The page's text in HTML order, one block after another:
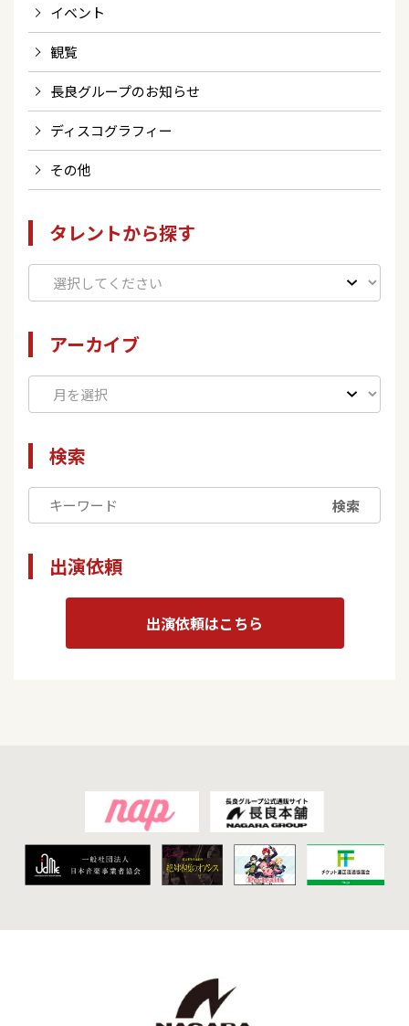
イベント
観覧
長良グループのお知らせ
ディスコグラフィー
その他
タレントから探す
アーカイブ
検索
検索
出演依頼
出演依頼はこちら